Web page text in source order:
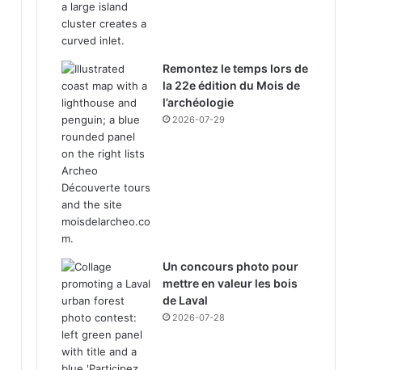
Remontez le temps lors de
la 22e édition du Mois de
l’archéologie
2026-07-29
Un concours photo pour
mettre en valeur les bois
de Laval
2026-07-28